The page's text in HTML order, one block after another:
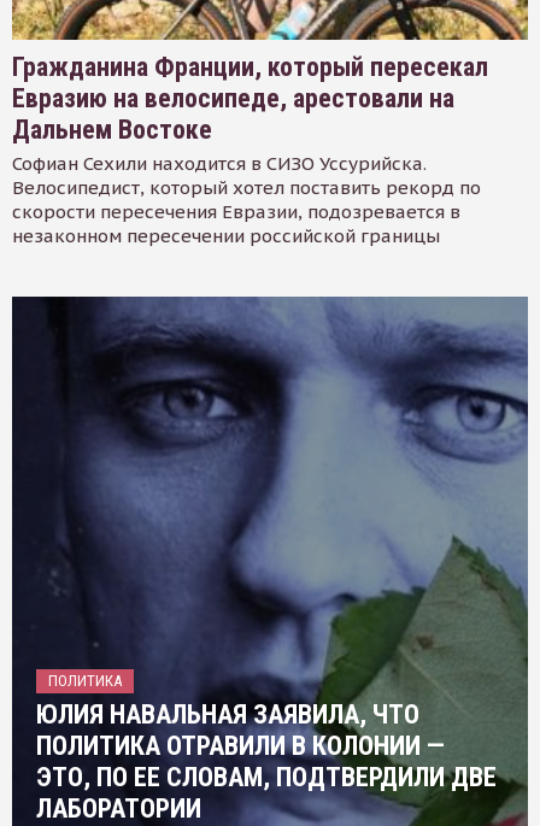
Гражданина Франции, который пересекал
Евразию на велосипеде, арестовали на
Дальнем Востоке
Софиан Сехили находится в СИЗО Уссурийска.
Велосипедист, который хотел поставить рекорд по
скорости пересечения Евразии, подозревается в
незаконном пересечении российской границы
ПОЛИТИКА
ЮЛИЯ НАВАЛЬНАЯ ЗАЯВИЛА, ЧТО
ПОЛИТИКА ОТРАВИЛИ В КОЛОНИИ —
ЭТО, ПО ЕЕ СЛОВАМ, ПОДТВЕРДИЛИ ДВЕ
ЛАБОРАТОРИИ